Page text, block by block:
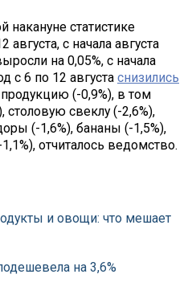
накануне статистике
с начала августа
на 0,05%, с начала
с 6 по 12 августа снизились
(-0,9%), в том
столовую свеклу (-2,6%),
(-1,6%), бананы (-1,5%),
отчиталось ведомство.
и овощи: что мешает
на 3,6%